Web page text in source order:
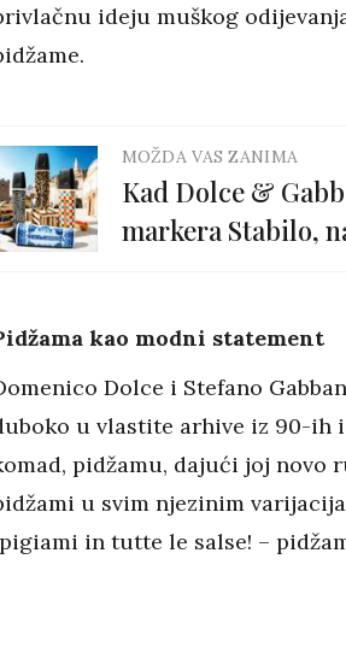
ideju muškog
MOŽDA VAS ZANIMA
Kad Dolce &
markera Stabilo,
kao modni statement
Dolce i Stefano
u vlastite arhive iz 90-ih
pidžamu, dajući joj novo
u svim njezinim
in tutte le salse! –